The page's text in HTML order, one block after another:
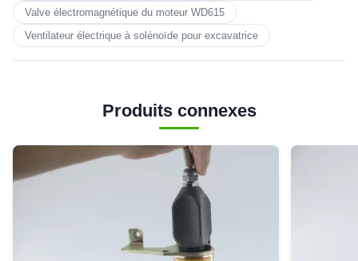
Valve électromagnétique du moteur WD615
Ventilateur électrique à solénoïde pour excavatrice
Produits connexes